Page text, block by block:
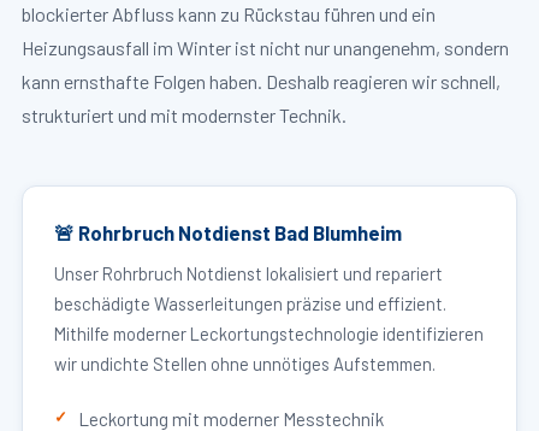
blockierter Abfluss kann zu Rückstau führen und ein
Heizungsausfall im Winter ist nicht nur unangenehm, sondern
kann ernsthafte Folgen haben. Deshalb reagieren wir schnell,
strukturiert und mit modernster Technik.
🚨 Rohrbruch Notdienst Bad Blumheim
Unser Rohrbruch Notdienst lokalisiert und repariert
beschädigte Wasserleitungen präzise und effizient.
Mithilfe moderner Leckortungstechnologie identifizieren
wir undichte Stellen ohne unnötiges Aufstemmen.
Leckortung mit moderner Messtechnik